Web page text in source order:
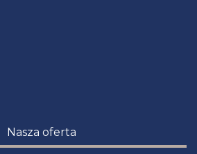
Nasza oferta